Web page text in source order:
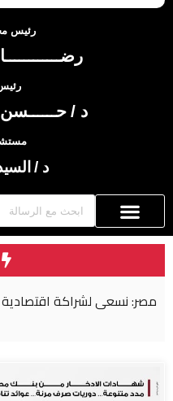
رئيس
د / حــــــسن
د /
مصر: نسعى لشراكة اقتصادية